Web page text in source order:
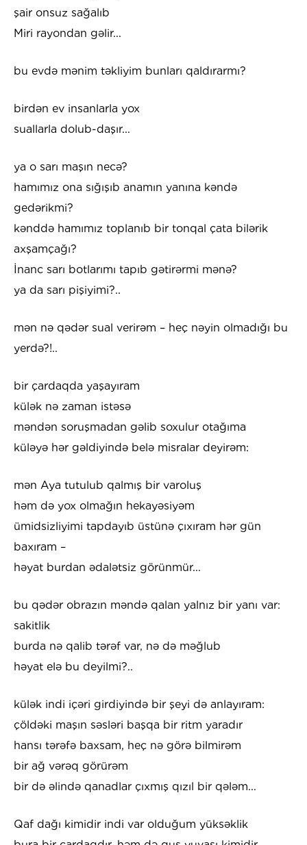
şair onsuz sağalıb
Miri rayondan gəlir...
bu evdə mənim təkliyim bunları qaldırarmı?
birdən ev insanlarla yox
suallarla dolub-daşır...
ya o sarı maşın necə?
hamımız ona sığışıb anamın yanına kəndə
gedərikmi?
kənddə hamımız toplanıb bir tonqal çata bilərik
axşamçağı?
İnanc sarı botlarımı tapıb gətirərmi mənə?
ya da sarı pişiyimi?..
mən nə qədər sual verirəm – heç nəyin olmadığı bu
yerdə?!..
bir çardaqda yaşayıram
külək nə zaman istəsə
məndən soruşmadan gəlib soxulur otağıma
küləyə hər gəldiyində belə misralar deyirəm:
mən Aya tutulub qalmış bir varoluş
həm də yox olmağın hekayəsiyəm
ümidsizliyimi tapdayıb üstünə çıxıram hər gün
baxıram –
həyat burdan ədalətsiz görünmür...
bu qədər obrazın məndə qalan yalnız bir yanı var:
sakitlik
burda nə qalib tərəf var, nə də məğlub
həyat elə bu deyilmi?..
külək indi içəri girdiyində bir şeyi də anlayıram:
çöldəki maşın səsləri başqa bir ritm yaradır
hansı tərəfə baxsam, heç nə görə bilmirəm
bir ağ vərəq görürəm
bir də əlində qanadlar çıxmış qızıl bir qələm...
Qaf dağı kimidir indi var olduğum yüksəklik